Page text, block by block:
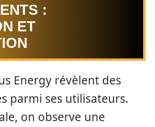
:
ET
Energy révèlent des
parmi ses utilisateurs.
on observe une